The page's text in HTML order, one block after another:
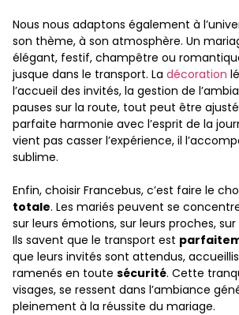
Nous nous adaptons également à
son thème, à son atmosphère. Un
élégant, festif, champêtre ou
jusque dans le transport. La décoration
l’accueil des invités, la gestion de
pauses sur la route, tout peut être
parfaite harmonie avec l’esprit de la
vient pas casser l’expérience, il
sublime.
Enfin, choisir Francebus, c’est faire le
totale. Les mariés peuvent se
sur leurs émotions, sur leurs proches,
Ils savent que le transport est
que leurs invités sont attendus,
ramenés en toute sécurité. Cette
visages, se ressent dans l’ambiance
pleinement à la réussite du mariage.